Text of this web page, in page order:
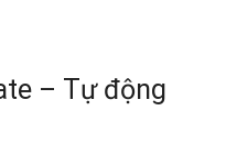
– Tự động